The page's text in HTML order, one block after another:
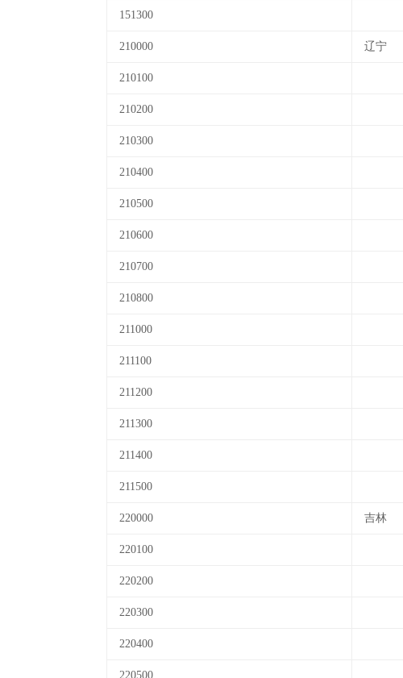
151300
210000 辽宁
210100
210200
210300
210400
210500
210600
210700
210800
211000
211100
211200
211300
211400
211500
220000 吉林
220100
220200
220300
220400
220500